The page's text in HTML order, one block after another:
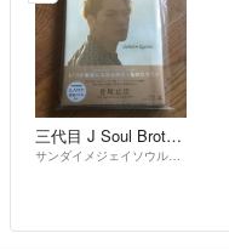
三代目 J Soul Brothers
サンダイメジェイソウルブラザーズ